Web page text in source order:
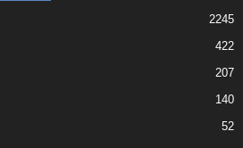
2245
422
207
140
52